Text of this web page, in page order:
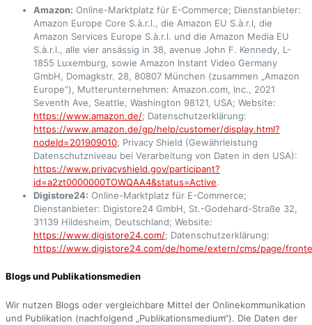
Amazon: Online-Marktplatz für E-Commerce; Dienstanbieter:
Amazon Europe Core S.à.r.l., die Amazon EU S.à.r.l, die
Amazon Services Europe S.à.r.l. und die Amazon Media EU
S.à.r.l., alle vier ansässig in 38, avenue John F. Kennedy, L-
1855 Luxemburg, sowie Amazon Instant Video Germany
GmbH, Domagkstr. 28, 80807 München (zusammen „Amazon
Europe“), Mutterunternehmen: Amazon.com, Inc., 2021
Seventh Ave, Seattle, Washington 98121, USA; Website:
https://www.amazon.de/; Datenschutzerklärung:
https://www.amazon.de/gp/help/customer/display.html?
nodeId=201909010; Privacy Shield (Gewährleistung
Datenschutzniveau bei Verarbeitung von Daten in den USA):
https://www.privacyshield.gov/participant?
id=a2zt0000000TOWQAA4&status=Active.
Digistore24: Online-Marktplatz für E-Commerce;
Dienstanbieter: Digistore24 GmbH, St.-Godehard-Straße 32,
31139 Hildesheim, Deutschland; Website:
https://www.digistore24.com/; Datenschutzerklärung:
https://www.digistore24.com/de/home/extern/cms/page/
Blogs und Publikationsmedien
Wir nutzen Blogs oder vergleichbare Mittel der Onlinekommunikation
und Publikation (nachfolgend „Publikationsmedium“). Die Daten der